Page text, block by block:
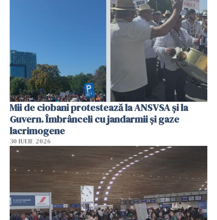
Mii de ciobani protestează la ANSVSA și la
Guvern. Îmbrânceli cu jandarmii și gaze
lacrimogene
30 IULIE 2026